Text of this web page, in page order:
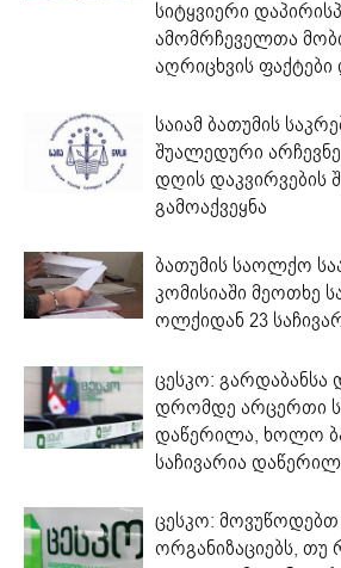
სიტყვიერი
ამომრჩეველთა
აღრიცხვის
საიამ ბათუმის
შუალედური
დღის დაკვირვების
გამოაქვეყნა
ბათუმის საოლქო
კომისიაში მეოთხე
ოლქიდან 23
ცესკო: გარდაბანსა
დრომდე არცერთი
დაწერილა, ხოლო
საჩივარია
ცესკო:
ორგანიზაციებს, თუ